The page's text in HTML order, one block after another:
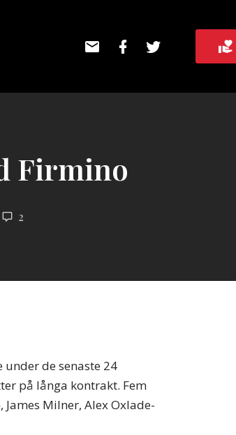
post
Facebook
Firmino
2
de senaste 24
på långa kontrakt. Fem
Milner, Alex Oxlade-